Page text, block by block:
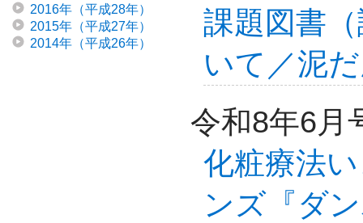
2016年（平成28年）
2015年（平成27年）
2014年（平成26年）
課題図書
いて／泥
令和8年6月
化粧療法
ンズ『ダ